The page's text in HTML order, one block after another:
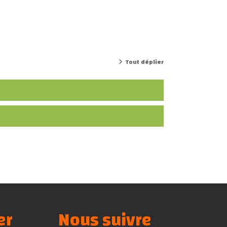
Tout déplier
Nous suivre